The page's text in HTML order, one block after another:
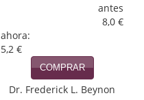
antes
8,0 €
ahora:
5,2 €
COMPRAR
Dr. Frederick L. Beynon